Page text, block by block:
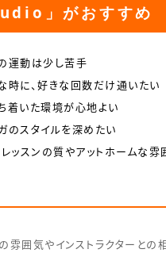
」がおすすめ
運動は少し苦手
時に、好きな回数だけ通いたい
着いた環境が心地よい
のスタイルを深めたい
レッスンの質やアットホームな雰
雰囲気やインストラクターとの